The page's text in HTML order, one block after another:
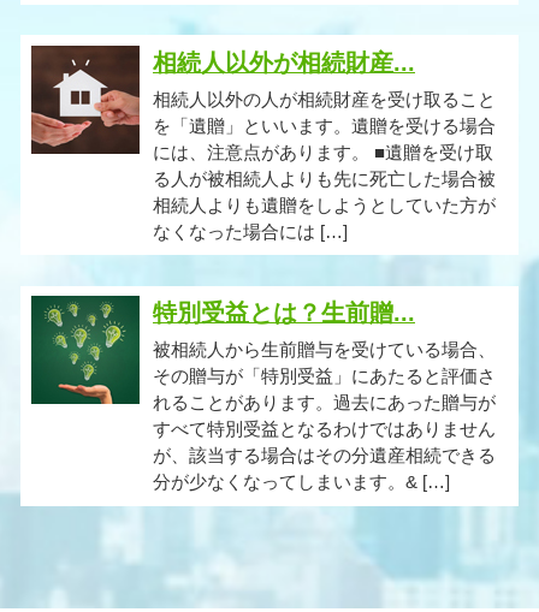
相続人以外が相続財産...
相続人以外の人が相続財産を受け取ること
を「遺贈」といいます。遺贈を受ける場合
には、注意点があります。 ■遺贈を受け取
る人が被相続人よりも先に死亡した場合被
相続人よりも遺贈をしようとしていた方が
なくなった場合には […]
特別受益とは？生前贈...
被相続人から生前贈与を受けている場合、
その贈与が「特別受益」にあたると評価さ
れることがあります。過去にあった贈与が
すべて特別受益となるわけではありません
が、該当する場合はその分遺産相続できる
分が少なくなってしまいます。& […]